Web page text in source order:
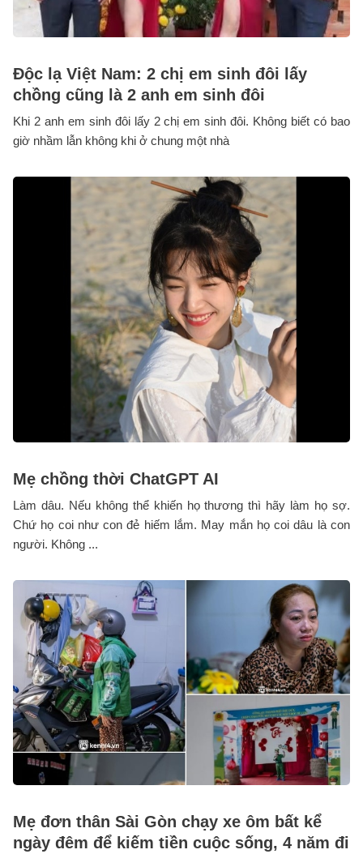
Độc lạ Việt Nam: 2 chị em sinh đôi lấy
chồng cũng là 2 anh em sinh đôi
Khi 2 anh em sinh đôi lấy 2 chị em sinh đôi. Không biết có bao
giờ nhầm lẫn không khi ở chung một nhà
Mẹ chồng thời ChatGPT AI
Làm dâu. Nếu không thể khiến họ thương thì hãy làm họ sợ.
Chứ họ coi như con đẻ hiếm lắm. May mắn họ coi dâu là con
người. Không ...
Mẹ đơn thân Sài Gòn chạy xe ôm bất kể
ngày đêm để kiếm tiền cuộc sống, 4 năm đi